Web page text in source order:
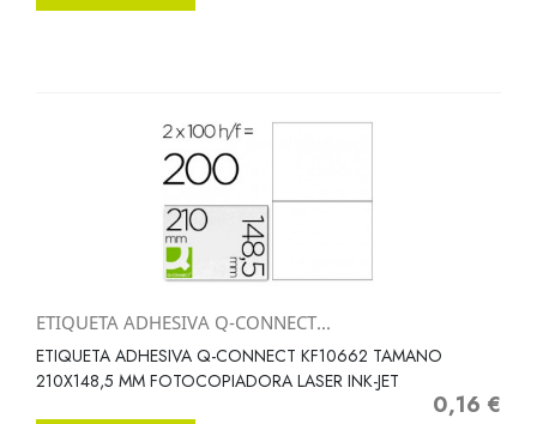
ETIQUETA ADHESIVA Q-CONNECT...
ETIQUETA ADHESIVA Q-CONNECT KF10662 TAMANO
210X148,5 MM FOTOCOPIADORA LASER INK-JET
Precio
0,16 €